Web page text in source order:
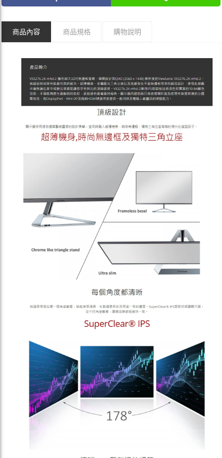
商品內容 商品規格 購物說明